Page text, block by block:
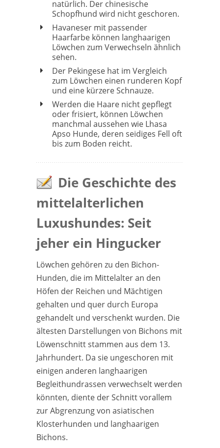
natürlich. Der chinesische
Schopfhund wird nicht geschoren.
Havaneser mit passender
Haarfarbe können langhaarigen
Löwchen zum Verwechseln ähnlich
sehen.
Der Pekingese hat im Vergleich
zum Löwchen einen runderen Kopf
und eine kürzere Schnauze.
Werden die Haare nicht gepflegt
oder frisiert, können Löwchen
manchmal aussehen wie Lhasa
Apso Hunde, deren seidiges Fell oft
bis zum Boden reicht.
Die Geschichte des
mittelalterlichen
Luxushundes: Seit
jeher ein Hingucker
Löwchen gehören zu den Bichon-
Hunden, die im Mittelalter an den
Höfen der Reichen und Mächtigen
gehalten und quer durch Europa
gehandelt und verschenkt wurden. Die
ältesten Darstellungen von Bichons mit
Löwenschnitt stammen aus dem 13.
Jahrhundert. Da sie ungeschoren mit
einigen anderen langhaarigen
Begleithundrassen verwechselt werden
könnten, diente der Schnitt vorallem
zur Abgrenzung von asiatischen
Klosterhunden und langhaarigen
Bichons.